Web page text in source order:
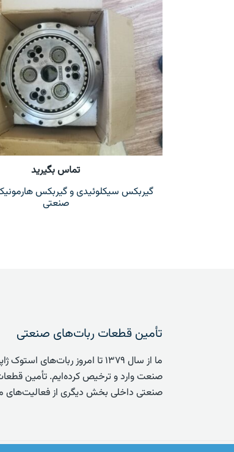
تماس بگیرید
گیربکس سیکلوئیدی و گیربکس
صنعتی
تأمین قطعات ربات‌های صنعتی
ما از سال ۱۳۷۹ تا امروز ربات‌های
صنعت وارد و ترخیص کرده‌ایم. تأمین
صنعتی داخلی بخش دیگری از